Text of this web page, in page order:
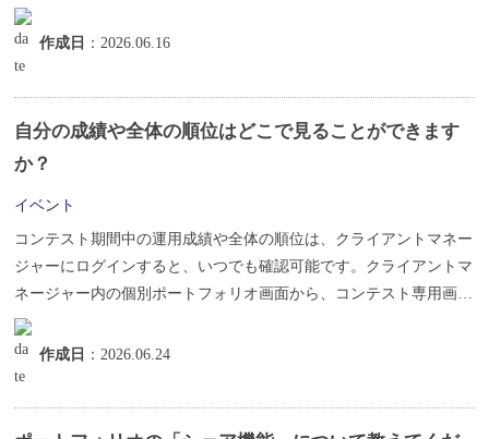
ります。...
作成日 ：2026.06.16
自分の成績や全体の順位はどこで見ることができます
か？
イベント
コンテスト期間中の運用成績や全体の順位は、クライアントマネー
ジャーにログインすると、いつでも確認可能です。クライアントマ
ネージャー内の個別ポートフォリオ画面から、コンテスト専用画面
への切り替...
作成日 ：2026.06.24